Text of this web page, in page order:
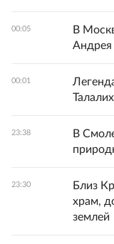
00:05
В
Андрея
00:01
23:38
В
23:30
Близ
храм,
землей